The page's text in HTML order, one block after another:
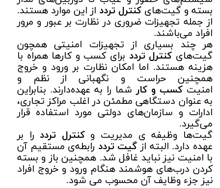
بسته و گیت‌هایکنترل تردد از این موارد هستند.
از جمله تجهیزات ضروری در نظارت بر عبور و مرور
افراد می‌باشند.
هر چند بسیاری از تجهیزات امنیتی همچون
گیت‌های کنترل تردد برای کسب ‌و کارها همراه با
هزینه هستند. اما امکان نظارت بر ورود و خروج
همچنین حراست و نگهبانی از نظم و
امنیت کسب و کارشما را به عهده‌دارند. بنابراین
به عنوان دستگاهی مطمئن در اغلب مراکز تجاری،
ادارات و سازمان‌های دولتی مورد استفاده قرار
می‌گیرد.
گیت‌ها وظیفه ی مدیریت وکنترل تردد را بر
عهده دارد. البته از گیت تردد رابطه‌ی مستقیم آن
با امنیت نیز نباید غافل شد. همچنین باز و بسته
کردن درب‌های هوشمند هنگام ورود و خروج افراد
نیز جزء وظایف آن محسوب می شود.